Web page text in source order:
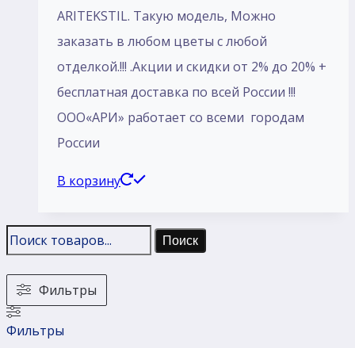
ARITEKSTIL. Такую модель, Mожно
заказать в любом цветы с любой
отделкой.!!! .Акции и скидки от 2% до 20% +
бесплатная доставка по всей России !!!
ООО«АРИ» работает со всеми городам
России
В корзину
Поиск
Фильтры
Фильтры